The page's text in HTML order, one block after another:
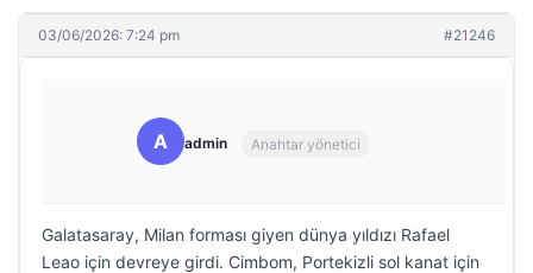
03/06/2026: 7:24 pm #21246
A admin Anahtar yönetici
Galatasaray, Milan forması giyen dünya yıldızı Rafael
Leao için devreye girdi. Cimbom, Portekizli sol kanat için